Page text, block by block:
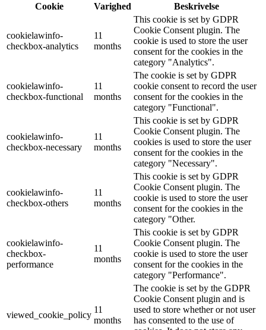
Cookie
Varighed Beskrivelse
cookielawinfo-
checkbox-analytics
11
months
This cookie is set by GDPR
Cookie Consent plugin. The
cookie is used to store the user
consent for the cookies in the
category "Analytics".
cookielawinfo-
checkbox-functional
11
months
The cookie is set by GDPR
cookie consent to record the user
consent for the cookies in the
category "Functional".
cookielawinfo-
checkbox-necessary
11
months
This cookie is set by GDPR
Cookie Consent plugin. The
cookies is used to store the user
consent for the cookies in the
category "Necessary".
cookielawinfo-
checkbox-others
11
months
This cookie is set by GDPR
Cookie Consent plugin. The
cookie is used to store the user
consent for the cookies in the
category "Other.
cookielawinfo-
checkbox-
performance
11
months
This cookie is set by GDPR
Cookie Consent plugin. The
cookie is used to store the user
consent for the cookies in the
category "Performance".
viewed_cookie_policy
11
months
The cookie is set by the GDPR
Cookie Consent plugin and is
used to store whether or not user
has consented to the use of